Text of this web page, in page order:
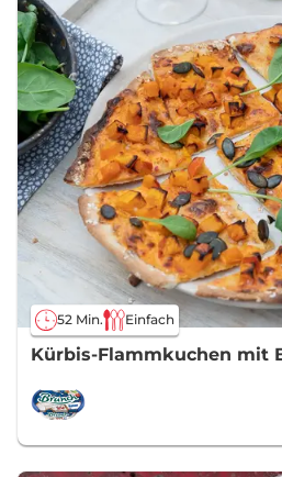
52 Min. Einfach
Kürbis-Flammkuchen mit